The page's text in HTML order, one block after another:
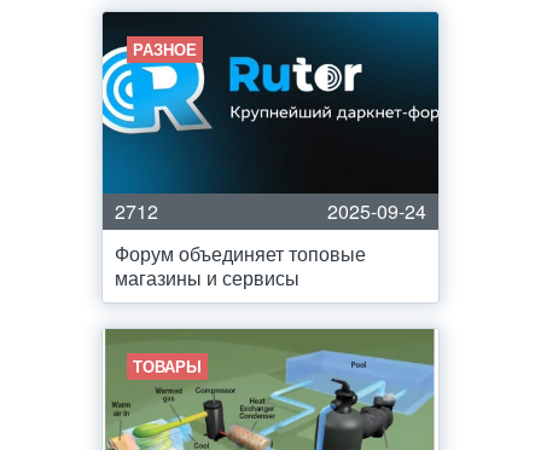
РАЗНОЕ
2712
2025-09-24
Форум объединяет топовые
магазины и сервисы
ТОВАРЫ